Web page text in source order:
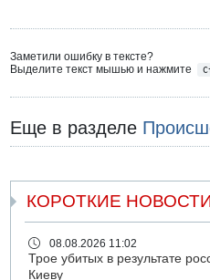
Заметили ошибку в тексте?
Выделите текст мышью и нажмите
Еще в разделе
КОРОТКИЕ
08.08.2026 11:02
Трое убитых в результате
Киеву